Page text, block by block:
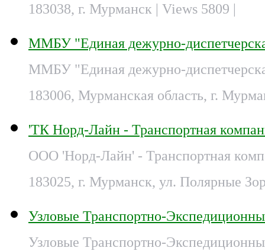
183038, г. Мурманск | Views 5809 |
ММБУ "Единая дежурно-
ММБУ "Единая дежурно-
183006, Мурманская область, г.
'ТК Норд-Лайн - Транспортная
ООО 'Норд-Лайн' - Транспортная
183025, г. Мурманск, ул. Полярные
Узловые Транспортно-
Узловые Транспортно-